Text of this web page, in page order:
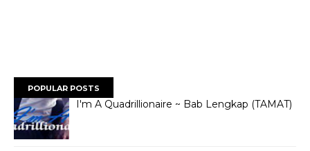
POPULAR POSTS
I'm A Quadrillionaire ~ Bab Lengkap (TAMAT)